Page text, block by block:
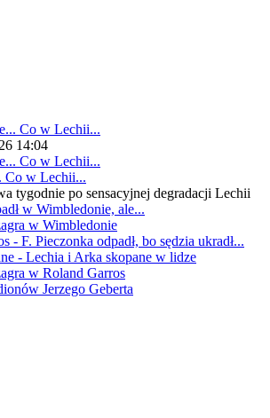
14:04
Co w Lechii...
tygodnie po sensacyjnej degradacji Lechii
w Wimbledonie, ale...
w Wimbledonie
- F. Pieczonka odpadł, bo sędzia ukradł...
- Lechia i Arka skopane w lidze
w Roland Garros
Jerzego Geberta